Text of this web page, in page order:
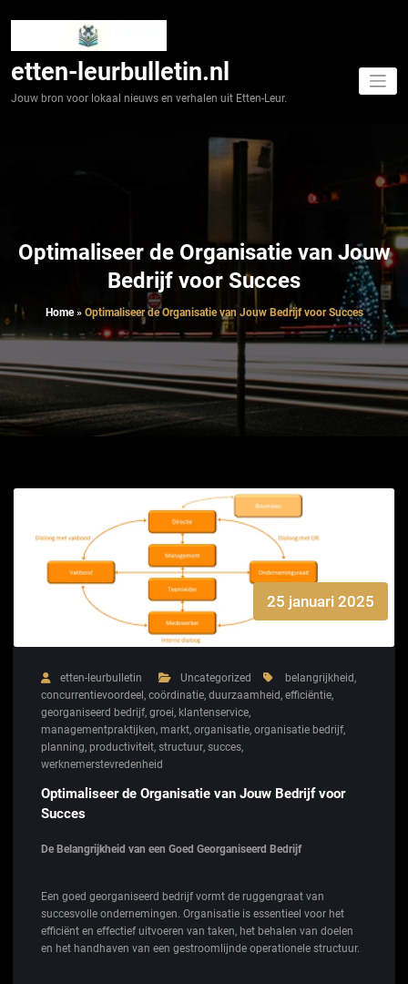
etten-leurbulletin.nl
Jouw bron voor lokaal nieuws en verhalen uit Etten-Leur.
Optimaliseer de Organisatie van Jouw
Bedrijf voor Succes
Home» Optimaliseer de Organisatie van Jouw Bedrijf voor Succes
25 januari 2025
etten-leurbulletin Uncategorized belangrijkheid,
concurrentievoordeel , coördinatie, duurzaamheid, efficiëntie,
georganiseerd bedrijf, groei, klantenservice,
managementpraktijken, markt, organisatie, organisatie bedrijf,
planning, productiviteit, structuur, succes,
werknemerstevredenheid
Optimaliseer de Organisatie van Jouw Bedrijf voor
Succes
De Belangrijkheid van een Goed Georganiseerd Bedrijf
Een goed georganiseerd bedrijf vormt de ruggengraat van
succesvolle ondernemingen. Organisatie is essentieel voor het
efficiënt en effectief uitvoeren van taken, het behalen van doelen
en het handhaven van een gestroomlijnde operationele structuur.